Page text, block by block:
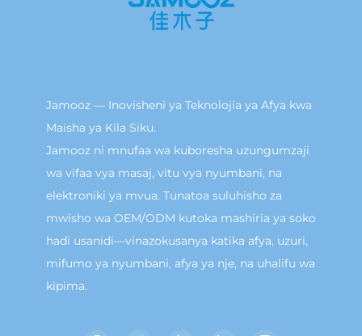
Jamooz — Inovisheni ya Teknolojia ya Afya kwa
Maisha ya Kila Siku.
Jamooz ni mnufaa wa kuboresha uzungumzaji
wa vifaa vya masaj, vitu vya nyumbani, na
elektroniki ya mvua. Tunatoa suluhisho za
mwisho wa OEM/ODM kutoka mashiria ya soko
hadi usanidi—vinazokusanya katika afya, uzuri,
mifumo ya nyumbani, afya ya nje, na uhalifu wa
kipima.